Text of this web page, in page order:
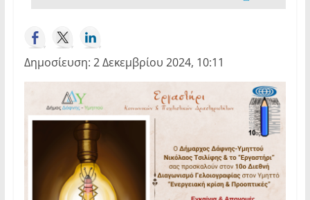
Δημοσίευση: 2 Δεκεμβρίου 2024, 10:11